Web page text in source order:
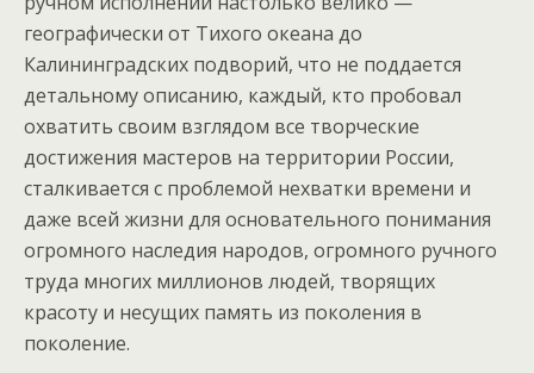
географически от Тихого океана до
Калининградских подворий, что не поддается
детальному описанию, каждый, кто пробовал
охватить своим взглядом все творческие
достижения мастеров на территории России,
сталкивается с проблемой нехватки времени и
даже всей жизни для основательного понимания
огромного наследия народов, огромного ручного
труда многих миллионов людей, творящих
красоту и несущих память из поколения в
поколение.